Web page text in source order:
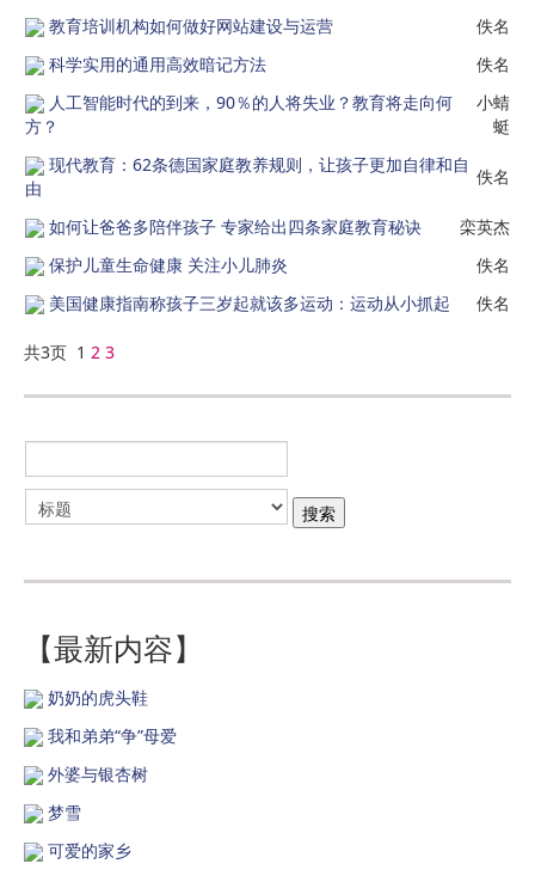
教育培训机构如何做好网站建设与运营
佚名
科学实用的通用高效暗记方法
佚名
人工智能时代的到来，90％的人将失业？教育将走向何
方？
小蜻
蜓
现代教育：62条德国家庭教养规则，让孩子更加自律和自
由
佚名
如何让爸爸多陪伴孩子 专家给出四条家庭教育秘诀
栾英杰
保护儿童生命健康 关注小儿肺炎
佚名
美国健康指南称孩子三岁起就该多运动：运动从小抓起
佚名
共3页 1 2 3
【最新内容】
奶奶的虎头鞋
我和弟弟“争”母爱
外婆与银杏树
梦雪
可爱的家乡